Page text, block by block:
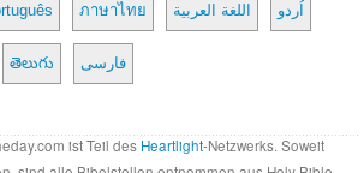
ภาษาไทย اللغة العربية اُردو
తెలుగు فارسی
ist Teil des Heartlight-Netzwerks. Soweit